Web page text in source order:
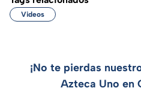
Videos
¡No te pierdas
Azteca Uno en